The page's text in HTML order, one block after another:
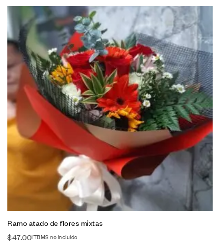
Ramo atado de flores mixtas
$47.00ITBMS no incluido